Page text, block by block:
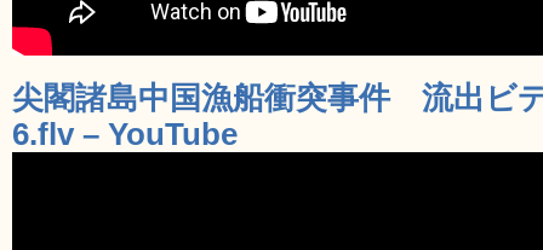
尖閣諸島中国漁船衝突事件 流出
6.flv – YouTube